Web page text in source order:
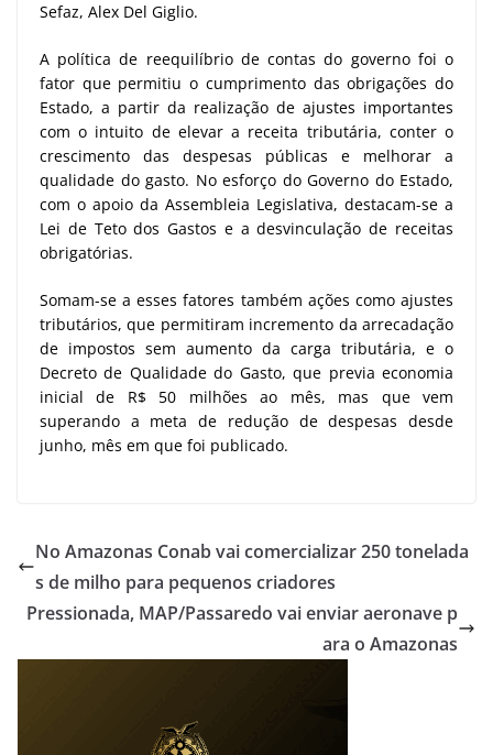
Sefaz, Alex Del Giglio.
A política de reequilíbrio de contas do governo foi o
fator que permitiu o cumprimento das obrigações do
Estado, a partir da realização de ajustes importantes
com o intuito de elevar a receita tributária, conter o
crescimento das despesas públicas e melhorar a
qualidade do gasto. No esforço do Governo do Estado,
com o apoio da Assembleia Legislativa, destacam-se a
Lei de Teto dos Gastos e a desvinculação de receitas
obrigatórias.
Somam-se a esses fatores também ações como ajustes
tributários, que permitiram incremento da arrecadação
de impostos sem aumento da carga tributária, e o
Decreto de Qualidade do Gasto, que previa economia
inicial de R$ 50 milhões ao mês, mas que vem
superando a meta de redução de despesas desde
junho, mês em que foi publicado.
No Amazonas Conab vai comercializar 250 tonelada
s de milho para pequenos criadores
Pressionada, MAP/Passaredo vai enviar aeronave p
ara o Amazonas